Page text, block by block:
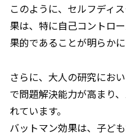
このように、セルフディ
果は、特に自己コントロ
果的であることが明らかに
さらに、大人の研究にお
で問題解決能力が高まり
れています。
バットマン効果は、子ど